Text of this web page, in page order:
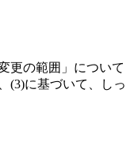
更の範囲」について
(3)に基づいて、しっ